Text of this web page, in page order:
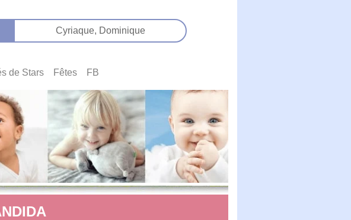
Cyriaque, Dominique
de Stars Fêtes FB